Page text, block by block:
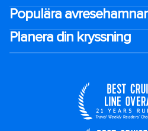
Populära avresehamnar
Planera din kryssning